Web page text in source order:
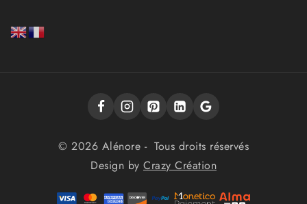
© 2026 Alénore - Tous droits réservés
Design by Crazy Création